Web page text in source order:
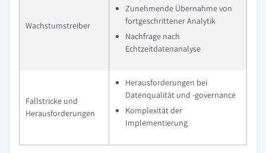
Wachstumstreiber
Zunehmende Übernahme von
fortgeschrittener Analytik
Nachfrage nach
Echtzeitdatenanalyse
Fallstricke und
Herausforderungen
Herausforderungen bei
Datenqualität und -governance
Komplexität der
Implementierung